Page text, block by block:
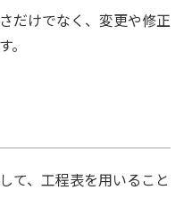
だけでなく、変更や修正
て、工程表を用いること